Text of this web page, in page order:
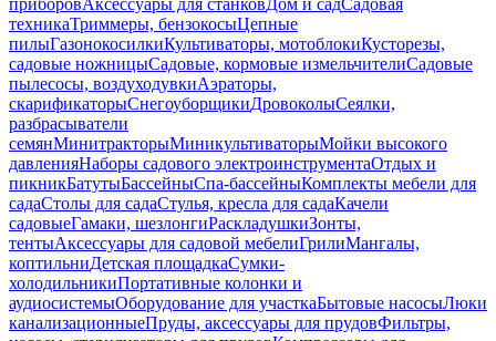
приборовАксессуары для станковДом и садСадовая
техникаТриммеры, бензокосыЦепные
пилыГазонокосилкиКультиваторы, мотоблокиКусторезы,
садовые ножницыСадовые, кормовые измельчителиСадовые
пылесосы, воздуходувкиАэраторы,
скарификаторыСнегоуборщикиДровоколыСеялки,
разбрасыватели
семянМинитракторыМиникультиваторыМойки высокого
давленияНаборы садового электроинструментаОтдых и
пикникБатутыБассейныСпа-бассейныКомплекты мебели для
садаСтолы для садаСтулья, кресла для садаКачели
садовыеГамаки, шезлонгиРаскладушкиЗонты,
тентыАксессуары для садовой мебелиГрилиМангалы,
коптильниДетская площадкаСумки-
холодильникиПортативные колонки и
аудиосистемыОборудование для участкаБытовые насосыЛюки
канализационныеПруды, аксессуары для прудовФильтры,